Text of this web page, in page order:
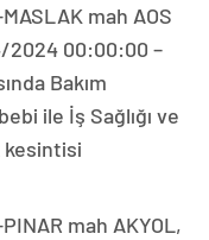
mah AOS
2024 00:00:00 –
Bakım
ile İş Sağlığı ve
kesintisi
mah AKYOL,